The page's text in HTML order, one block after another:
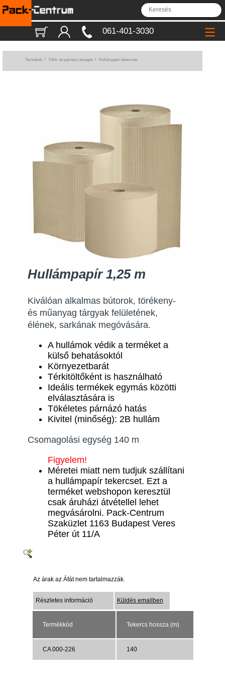
061-401-3030
Termékek/ Töltő- és párnázó anyagok/ Hullámpapír tekercsek
Hullámpapír 1,25 m
Kiválóan alkalmas bútorok, törékeny-
és műanyag tárgyak felületének,
élének, sarkának megóvására.
A hullámok védik a terméket a
külső behatásoktól
Környezetbarát
Térkitöltőként is használható
Ideális termékek egymás közötti
elválasztására is
Tökéletes párnázó hatás
Kivitel (minőség): 2B hullám
Csomagolási egység 140 m
Figyelem!
Méretei miatt nem tudjuk szállítani
a hullámpapír tekercset. Ezt a
terméket webshopon keresztül
csak áruházi átvétellel lehet
megvásárolni. Pack-Centrum
Szaküzlet 1163 Budapest Veres
Péter út 11/A
Az árak az Áfát nem tartalmazzák.
Részletes információ Küldés emailben
Termékkód Tekercs hossza (m)
CA 000-226 140